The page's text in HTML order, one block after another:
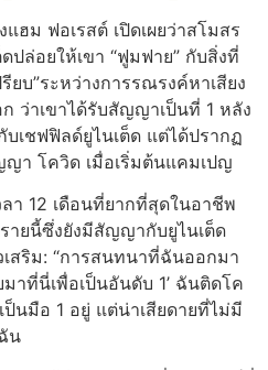
ฮม ฟอเรสต์ เปิดเผยว่าสโมสร
ปล่อยให้เขา “ฟูมฟาย” กับสิ่งที่
รียบ”ระหว่างการรณรงค์หาเสียง
ว่าเขาได้รับสัญญาเป็นที่ 1 หลัง
เชฟฟิลด์ยูไนเต็ด แต่ได้ปรากฏ
า โควิด เมื่อเริ่มต้นแคมเปญ
า 12 เดือนที่ยากที่สุดในอาชีพ
ายนี้ซึ่งยังมีสัญญากับยูไนเต็ด
สริม: “การสนทนาที่ฉันออกมา
าที่นี่เพื่อเป็นอันดับ 1’ ฉันติดโค
นมือ 1 อยู่ แต่น่าเสียดายที่ไม่มี
น